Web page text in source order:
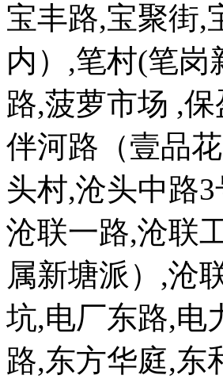
宝丰路,宝聚街,
内）,笔村(笔岗
路,菠萝市场 ,
伴河路（壹品
头村,沧头中路
沧联一路,沧联
属新塘派）,沧
坑,电厂东路,电
路,东方华庭,东